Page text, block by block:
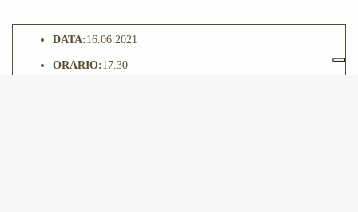
DATA:16.06.2021
ORARIO:17.30